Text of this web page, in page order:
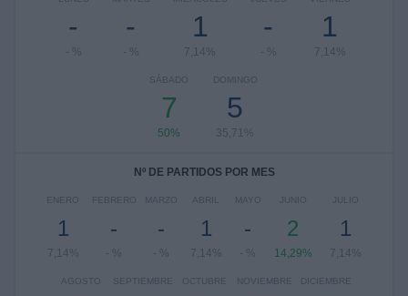
-
- %
-
- %
1
7,14%
-
- %
1
7,14%
SÁBADO
7
50%
DOMINGO
5
35,71%
Nº DE PARTIDOS POR MES
ENERO
1
7,14%
FEBRERO
-
- %
MARZO
-
- %
ABRIL
1
7,14%
MAYO
-
- %
JUNIO
2
14,29%
JULIO
1
7,14%
AGOSTO SEPTIEMBRE OCTUBRE NOVIEMBRE DICIEMBRE